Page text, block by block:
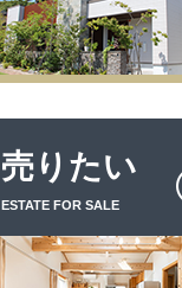
売りたい
ESTATE FOR SALE